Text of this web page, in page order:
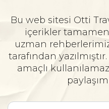
Bu web sitesi Otti
içerikler
uzman
tarafından
amaçlı